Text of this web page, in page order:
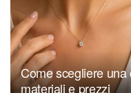
Come scegliere
materiali e prezzi